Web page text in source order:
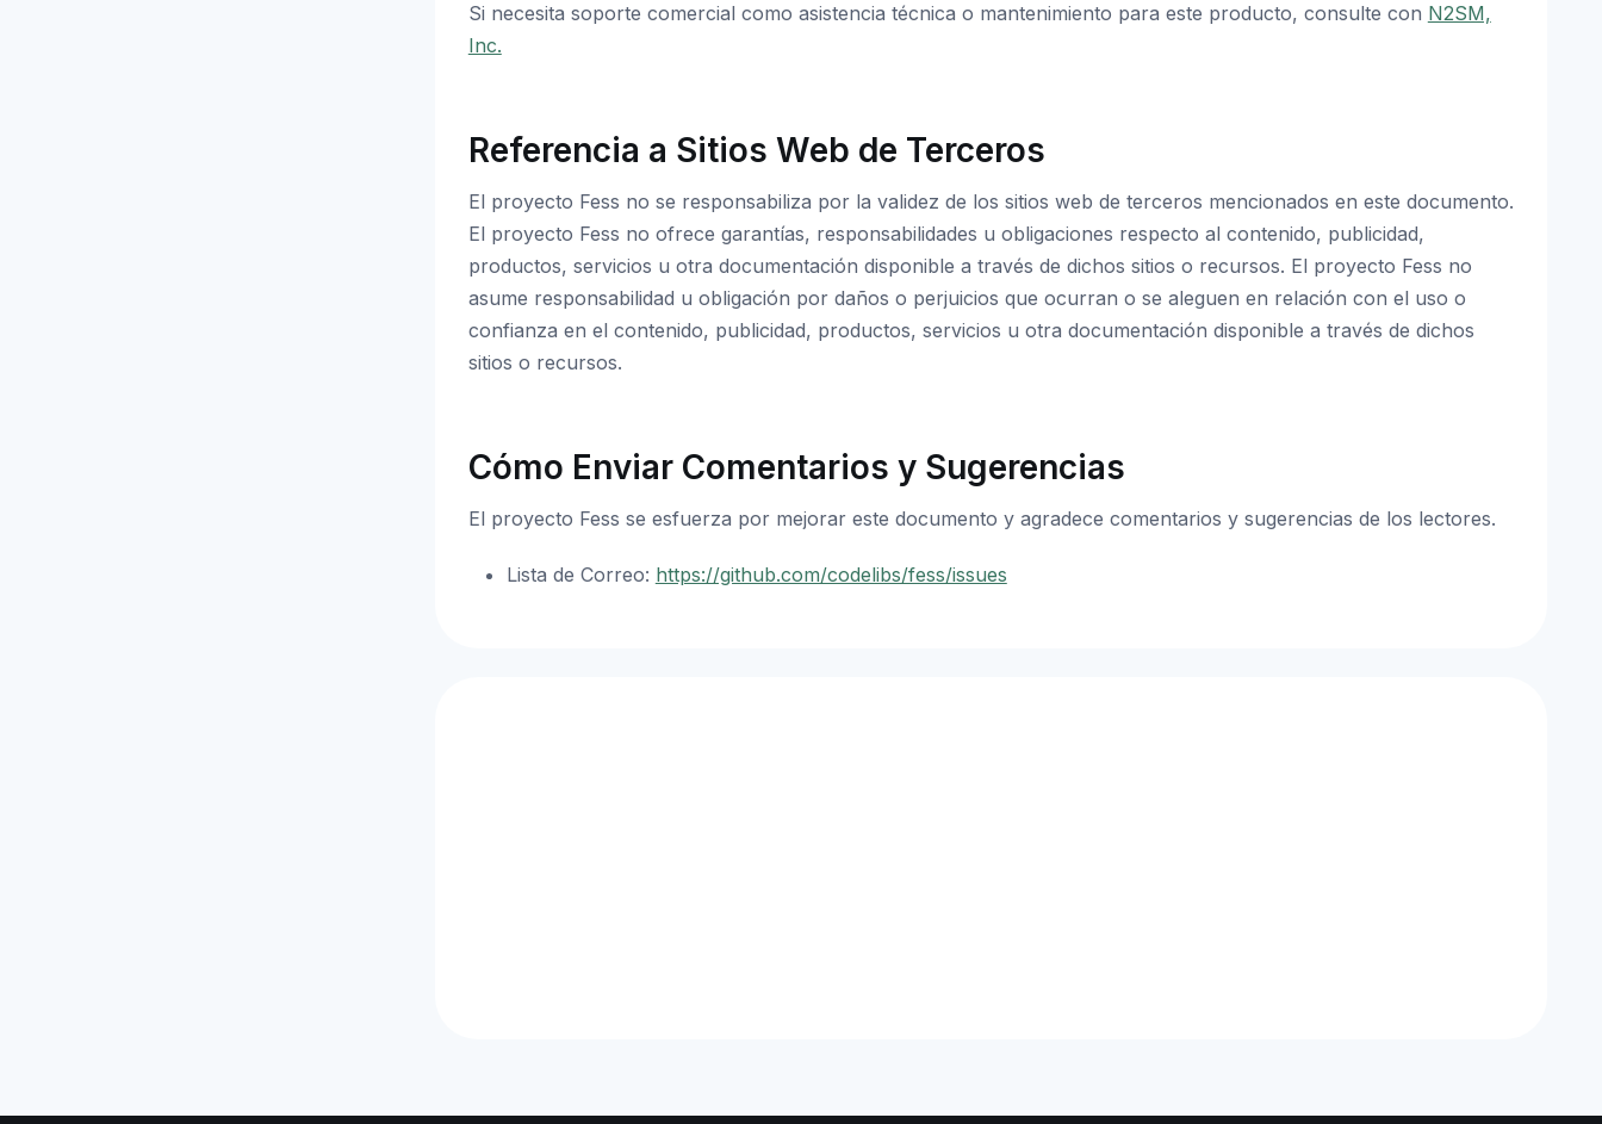
Si necesita soporte comercial como asistencia técnica o mantenimiento para este producto, consulte con N2SM,
Inc.
Referencia a Sitios Web de Terceros
El proyecto Fess no se responsabiliza por la validez de los sitios web de terceros mencionados en este documento.
El proyecto Fess no ofrece garantías, responsabilidades u obligaciones respecto al contenido, publicidad,
productos, servicios u otra documentación disponible a través de dichos sitios o recursos. El proyecto Fess no
asume responsabilidad u obligación por daños o perjuicios que ocurran o se aleguen en relación con el uso o
confianza en el contenido, publicidad, productos, servicios u otra documentación disponible a través de dichos
sitios o recursos.
Cómo Enviar Comentarios y Sugerencias
El proyecto Fess se esfuerza por mejorar este documento y agradece comentarios y sugerencias de los lectores.
Lista de Correo: https://github.com/codelibs/fess/issues